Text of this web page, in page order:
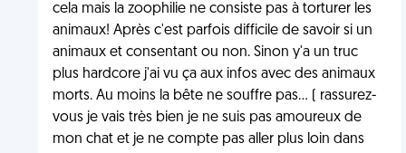
cela mais la zoophilie ne consiste pas à torturer les
animaux! Après c'est parfois difficile de savoir si un
animaux et consentant ou non. Sinon y'a un truc
plus hardcore j'ai vu ça aux infos avec des animaux
morts. Au moins la bête ne souffre pas... ( rassurez-
vous je vais très bien je ne suis pas amoureux de
mon chat et je ne compte pas aller plus loin dans